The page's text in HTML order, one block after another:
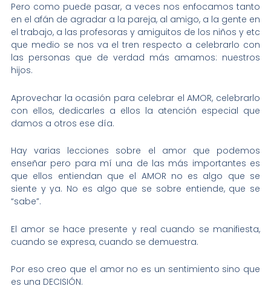
Pero como puede pasar, a veces nos enfocamos tanto
en el afán de agradar a la pareja, al amigo, a la gente en
el trabajo, a las profesoras y amiguitos de los niños y etc
que medio se nos va el tren respecto a celebrarlo con
las personas que de verdad más amamos: nuestros
hijos.
Aprovechar la ocasión para celebrar el AMOR, celebrarlo
con ellos, dedicarles a ellos la atención especial que
damos a otros ese día.
Hay varias lecciones sobre el amor que podemos
enseñar pero para mí una de las más importantes es
que ellos entiendan que el AMOR no es algo que se
siente y ya. No es algo que se sobre entiende, que se
“sabe”.
El amor se hace presente y real cuando se manifiesta,
cuando se expresa, cuando se demuestra.
Por eso creo que el amor no es un sentimiento sino que
es una DECISIÓN.